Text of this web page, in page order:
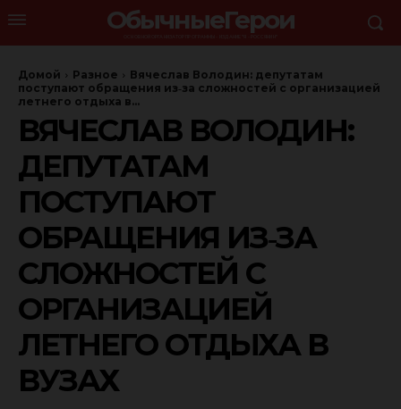
ОбычныеГерои
Домой Разное
Вячеслав Володин: депутатам
поступают обращения из‑за сложностей с организацией
летнего отдыха в...
ВЯЧЕСЛАВ ВОЛОДИН:
ДЕПУТАТАМ
ПОСТУПАЮТ
ОБРАЩЕНИЯ ИЗ‑ЗА
СЛОЖНОСТЕЙ С
ОРГАНИЗАЦИЕЙ
ЛЕТНЕГО ОТДЫХА В
ВУЗАХ